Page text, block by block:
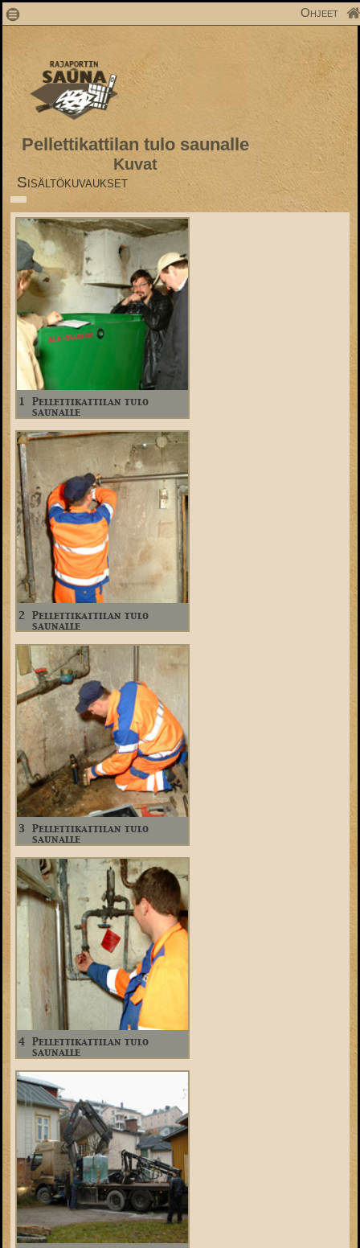
1 Ohjeet
Pellettikattilan tulo saunalle
Kuvat
Sisältökuvaukset
1
Pellettikattilan tulo
saunalle
2
Pellettikattilan tulo
saunalle
3
Pellettikattilan tulo
saunalle
4 Pellettikattilan tulo
saunalle